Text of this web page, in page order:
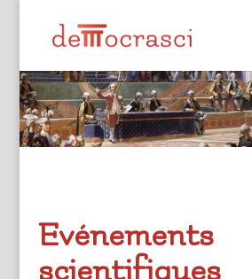
Evénements
scientifiques